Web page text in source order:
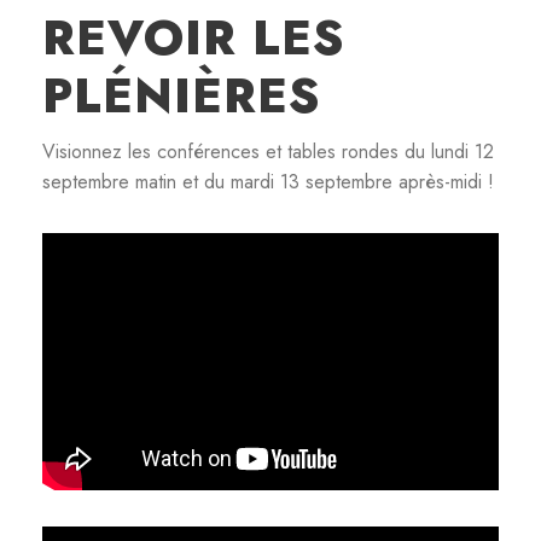
REVOIR LES
PLÉNIÈRES
Visionnez les conférences et tables rondes du lundi 12
septembre matin et du mardi 13 septembre après-midi !